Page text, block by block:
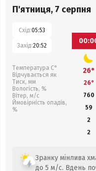
П'ятниця, 7 серпня
Схід:05:53
Захід:20:52
Температура С°
Відчувається як
Тиск, мм
Вологість, %
Вітер, м/с
Ймовірність опадів,
%
26°
26°
760
59
2
2
Зранку мінлива
до 5 м/с. Вдень